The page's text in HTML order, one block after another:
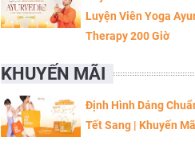
Luyện Viên Yoga
Therapy 200 Giờ
KHUYẾN MÃI
Định Hình Dáng
Tết Sang | Khuyến